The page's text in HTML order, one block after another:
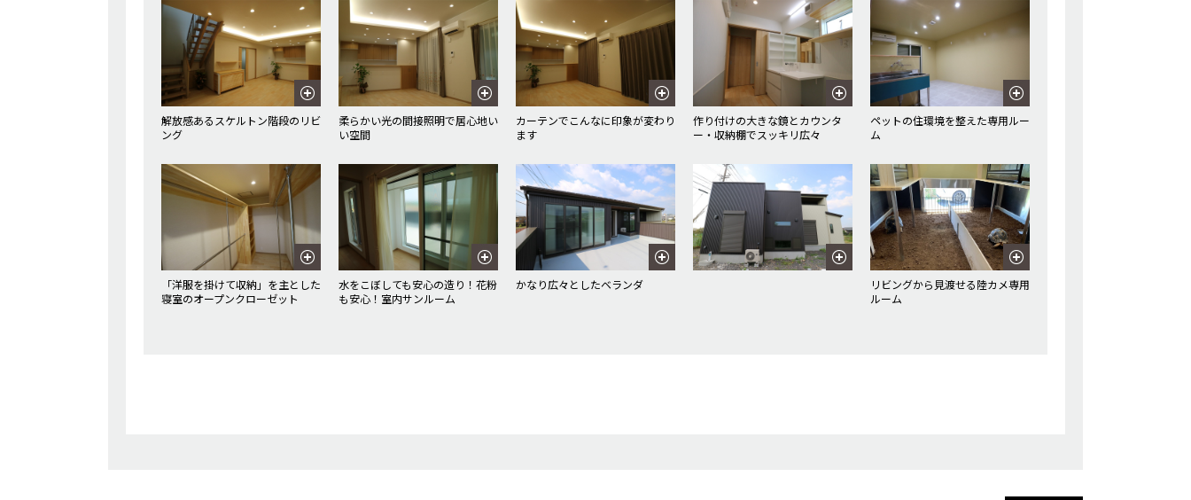
解放感あるスケルトン階段のリビ
ング
柔らかい光の間接照明で居心地い
い空間
カーテンでこんなに印象が変わり
ます
作り付けの大きな鏡とカウンタ
ー・収納棚でスッキリ広々
ペットの住環境を整えた専用ルー
ム
「洋服を掛けて収納」を主とした
寝室のオープンクローゼット
水をこぼしても安心の造り！花粉
も安心！室内サンルーム
かなり広々としたベランダ
リビングから見渡せる陸カメ専用
ルーム